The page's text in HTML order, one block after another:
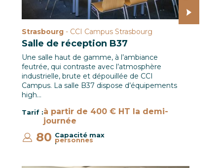
Strasbourg - CCI Campus Strasbourg
Salle de réception B37
Une salle haut de gamme, à l’ambiance
feutrée, qui contraste avec l’atmosphère
industrielle, brute et dépouillée de CCI
Campus. La salle B37 dispose d’équipements
high…
Tarif :à partir de 400 € HT la demi-
journée
Capacité max
:
80 personnes